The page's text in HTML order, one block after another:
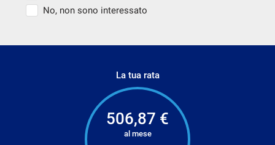
No, non sono interessato
La tua rata
506,87 €
al mese